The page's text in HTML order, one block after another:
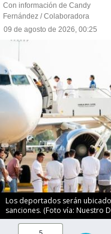
Con información de Candy
Fernández / Colaboradora
09 de agosto de 2026, 00:25
Los deportados serán
sanciones. (Foto vía: Nuestro